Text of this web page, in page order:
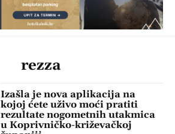
rezza
Izašla je nova aplikacija na
kojoj ćete uživo moći pratiti
rezultate nogometnih utakmica
u Koprivničko-križevačkoj